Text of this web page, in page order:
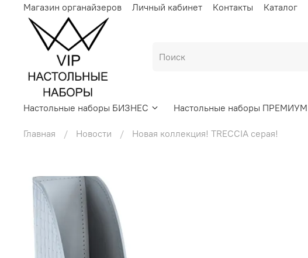
Магазин органайзеров Личный кабинет Контакты Каталог
Настольные наборы БИЗНЕС Настольные наборы ПРЕМИУМ
Главная Новости Новая коллекция! TRECCIA серая!